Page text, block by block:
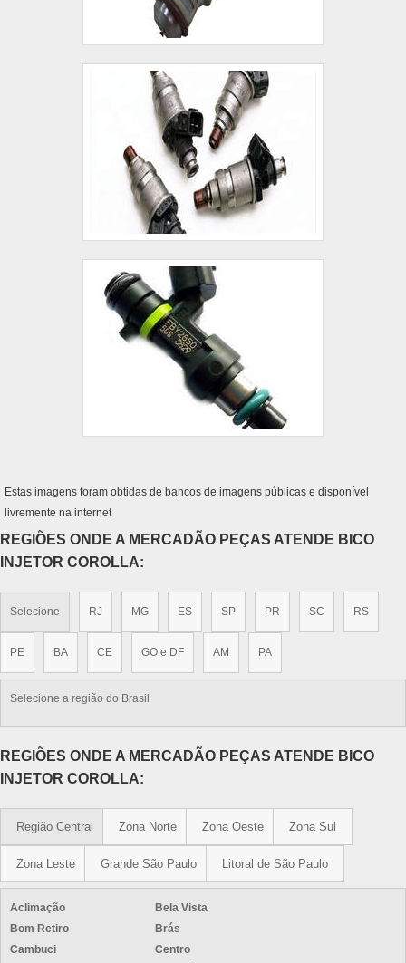
Estas imagens foram obtidas de bancos de imagens públicas e disponível
livremente na internet
REGIÕES ONDE A MERCADÃO PEÇAS ATENDE BICO
INJETOR COROLLA:
Selecione RJ MG ES SP PR SC RS
PE BA CE GO e DF AM PA
Selecione a região do Brasil
REGIÕES ONDE A MERCADÃO PEÇAS ATENDE BICO
INJETOR COROLLA:
Região Central Zona Norte Zona Oeste Zona Sul
Zona Leste Grande São Paulo Litoral de São Paulo
Aclimação
Bela Vista
Bom Retiro
Brás
Cambuci
Centro